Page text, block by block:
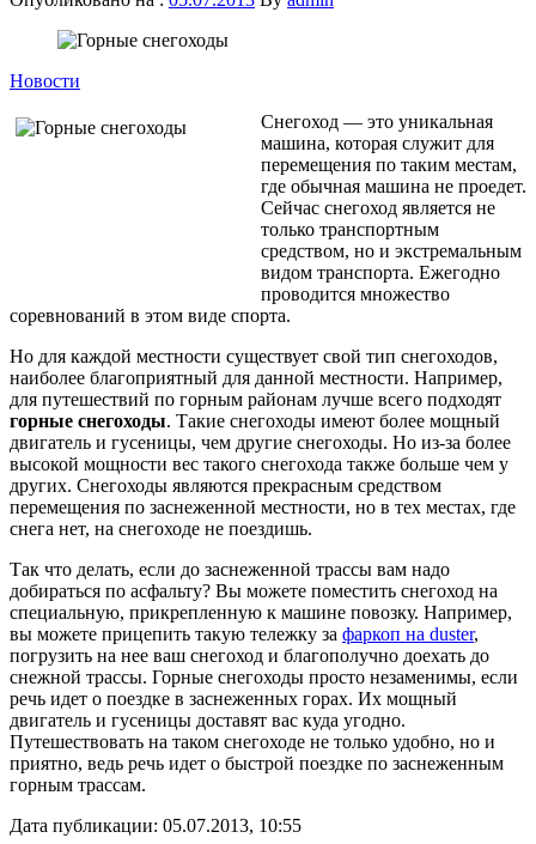
Новости
Снегоход — это уникальная
машина, которая служит для
перемещения по таким местам,
где обычная машина не проедет.
Сейчас снегоход является не
только транспортным
средством, но и экстремальным
видом транспорта. Ежегодно
проводится множество
соревнований в этом виде спорта.
Но для каждой местности существует свой тип снегоходов,
наиболее благоприятный для данной местности. Например,
для путешествий по горным районам лучше всего подходят
горные снегоходы. Такие снегоходы имеют более мощный
двигатель и гусеницы, чем другие снегоходы. Но из-за более
высокой мощности вес такого снегохода также больше чем у
других. Снегоходы являются прекрасным средством
перемещения по заснеженной местности, но в тех местах, где
снега нет, на снегоходе не поездишь.
Так что делать, если до заснеженной трассы вам надо
добираться по асфальту? Вы можете поместить снегоход на
специальную, прикрепленную к машине повозку. Например,
вы можете прицепить такую тележку за фаркоп на duster,
погрузить на нее ваш снегоход и благополучно доехать до
снежной трассы. Горные снегоходы просто незаменимы, если
речь идет о поездке в заснеженных горах. Их мощный
двигатель и гусеницы доставят вас куда угодно.
Путешествовать на таком снегоходе не только удобно, но и
приятно, ведь речь идет о быстрой поездке по заснеженным
горным трассам.
Дата публикации: 05.07.2013, 10:55